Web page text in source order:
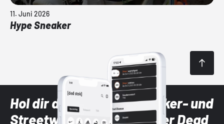
11. Juni 2026
Hype Sneaker
Hol dir die neuesten Sneaker- und
Streetwear-Brands mit der Dead